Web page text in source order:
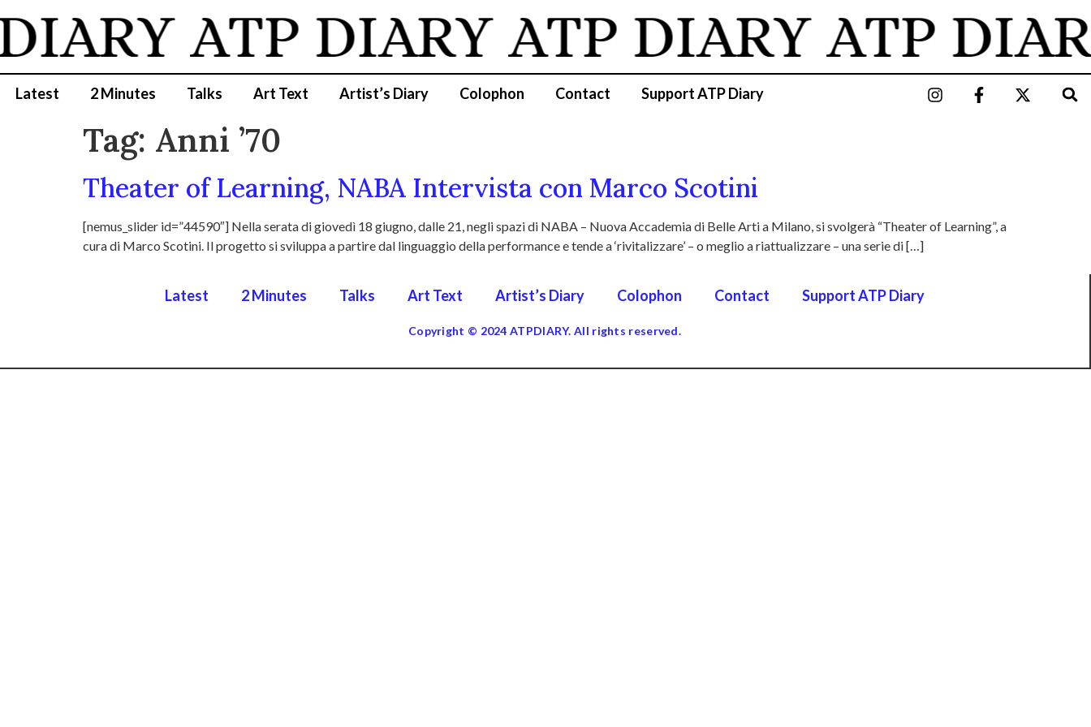
ATP DIARY ATP DIARY ATP
Latest 2 Minutes Talks Art Text Artist’s Diary Colophon Contact Support ATP Diary
Tag: Anni ’70
Theater of Learning, NABA Intervista con Marco Scotini
[nemus_slider id=”44590″] Nella serata di giovedì 18 giugno, dalle 21, negli spazi di NABA – Nuova Accademia di Belle Arti a Milano, si svolgerà “Theater of Learning”, a
cura di Marco Scotini. Il progetto si sviluppa a partire dal linguaggio della performance e tende a ‘rivitalizzare’ – o meglio a riattualizzare – una serie di […]
Latest 2 Minutes Talks Art Text Artist’s Diary Colophon Contact Support ATP Diary
Copyright © 2024 ATPDIARY. All rights reserved.